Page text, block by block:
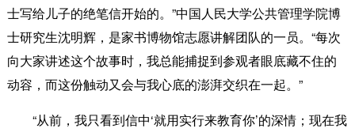
士写给儿子的绝笔信开始的。”中国人民大学公共管理学院博
士研究生沈明辉，是家书博物馆志愿讲解团队的一员。“每次
向大家讲述这个故事时，我总能捕捉到参观者眼底藏不住的
动容，而这份触动又会与我心底的澎湃交织在一起。”
“从前，我只看到信中‘就用实行来教育你’的深情；现在我